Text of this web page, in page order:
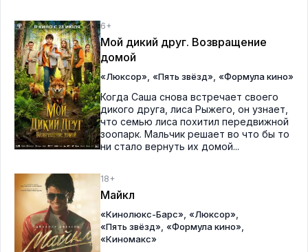
6+
Мой дикий друг. Возвращение
домой
«Люксор» «Пять звёзд» «Формула кино»
Когда Саша снова встречает своего
дикого друга, лиса Рыжего, он узнает,
что семью лиса похитил передвижной
зоопарк. Мальчик решает во что бы то
ни стало вернуть их домой...
18+
Майкл
«Кинолюкс-Барс» «Люксор»
«Пять звёзд» «Формула кино»
«Киномакс»